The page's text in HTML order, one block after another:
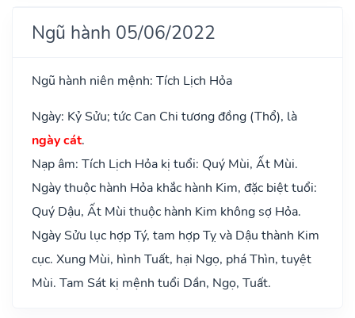
Ngũ hành 05/06/2022
Ngũ hành niên mệnh: Tích Lịch Hỏa
Ngày: Kỷ Sửu; tức Can Chi tương đồng (Thổ), là
ngày cát.
Nạp âm: Tích Lịch Hỏa kị tuổi: Quý Mùi, Ất Mùi.
Ngày thuộc hành Hỏa khắc hành Kim, đặc biệt tuổi:
Quý Dậu, Ất Mùi thuộc hành Kim không sợ Hỏa.
Ngày Sửu lục hợp Tý, tam hợp Tỵ và Dậu thành Kim
cục. Xung Mùi, hình Tuất, hại Ngọ, phá Thìn, tuyệt
Mùi. Tam Sát kị mệnh tuổi Dần, Ngọ, Tuất.